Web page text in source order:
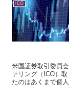
ICO
米国証券取引委員
ァリング（ICO）
たのはあくまで個